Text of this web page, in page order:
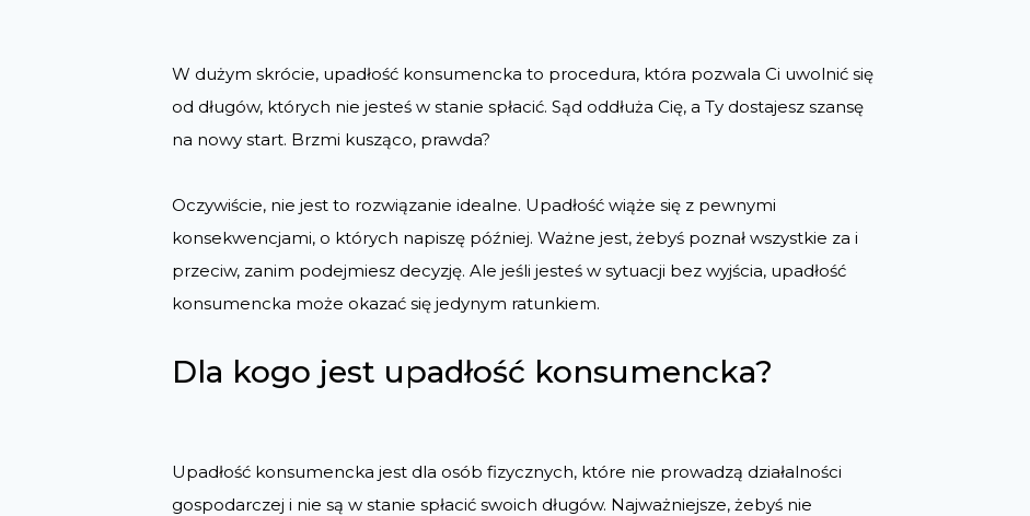
W dużym skrócie, upadłość konsumencka to procedura, która pozwala Ci uwolnić się
od długów, których nie jesteś w stanie spłacić. Sąd oddłuża Cię, a Ty dostajesz szansę
na nowy start. Brzmi kusząco, prawda?
Oczywiście, nie jest to rozwiązanie idealne. Upadłość wiąże się z pewnymi
konsekwencjami, o których napiszę później. Ważne jest, żebyś poznał wszystkie za i
przeciw, zanim podejmiesz decyzję. Ale jeśli jesteś w sytuacji bez wyjścia, upadłość
konsumencka może okazać się jedynym ratunkiem.
Dla kogo jest upadłość konsumencka?
Upadłość konsumencka jest dla osób fizycznych, które nie prowadzą działalności
gospodarczej i nie są w stanie spłacić swoich długów. Najważniejsze, żebyś nie